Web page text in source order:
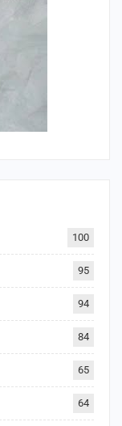
100
95
94
84
65
64